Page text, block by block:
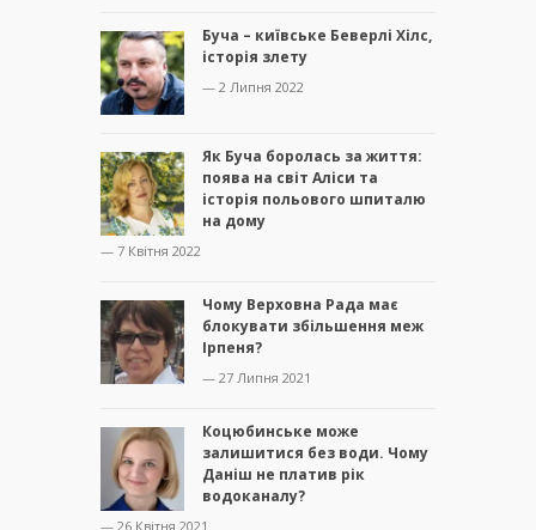
Буча – київське Беверлі Хілс,
історія злету
— 2 Липня 2022
Як Буча боролась за життя:
поява на світ Аліси та
історія польового шпиталю
на дому
— 7 Квітня 2022
Чому Верховна Рада має
блокувати збільшення меж
Ірпеня?
— 27 Липня 2021
Коцюбинське може
залишитися без води. Чому
Даніш не платив рік
водоканалу?
— 26 Квітня 2021